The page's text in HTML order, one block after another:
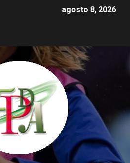
agosto 8, 2026